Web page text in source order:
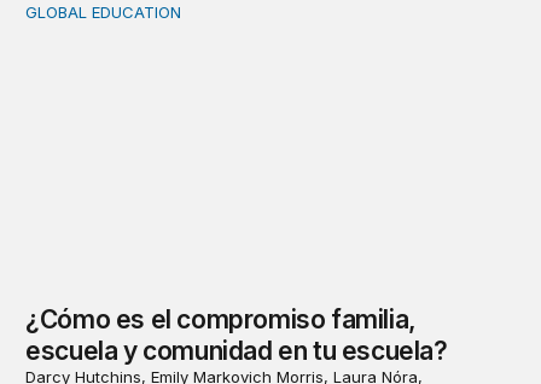
¿Cómo es el compromiso familia, escuela y comunidad
GLOBAL EDUCATION
¿Cómo es el compromiso familia,
escuela y comunidad en tu escuela?
Darcy Hutchins, Emily Markovich Morris, Laura Nóra,